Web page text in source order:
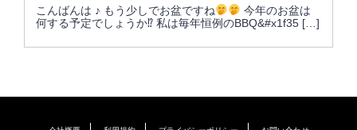
こんばんは ♪ もう少しでお盆ですね
今年のお盆は
何する予定でしょうか⁉︎ 私は毎年恒例のBBQ&#x1f35 […]